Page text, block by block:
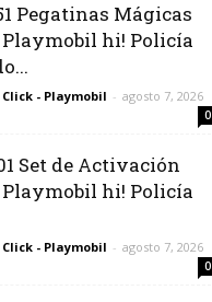
Pegatinas Mágicas
Playmobil hi! Policía
- Playmobil - agosto 7, 2026
0
Set de Activación
Playmobil hi! Policía
- Playmobil - agosto 7, 2026
0